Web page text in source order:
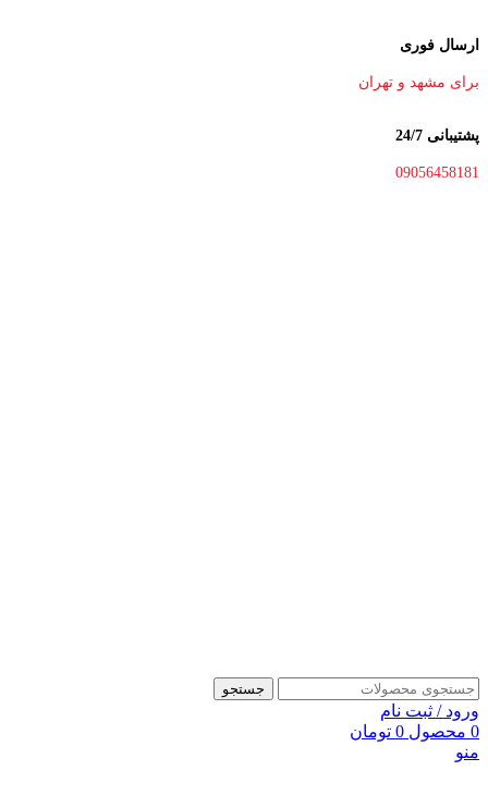
ارسال فوری
برای مشهد و تهران
پشتیبانی 24/7
09056458181
جستجو
ورود / ثبت نام
0 محصول 0 تومان
منو